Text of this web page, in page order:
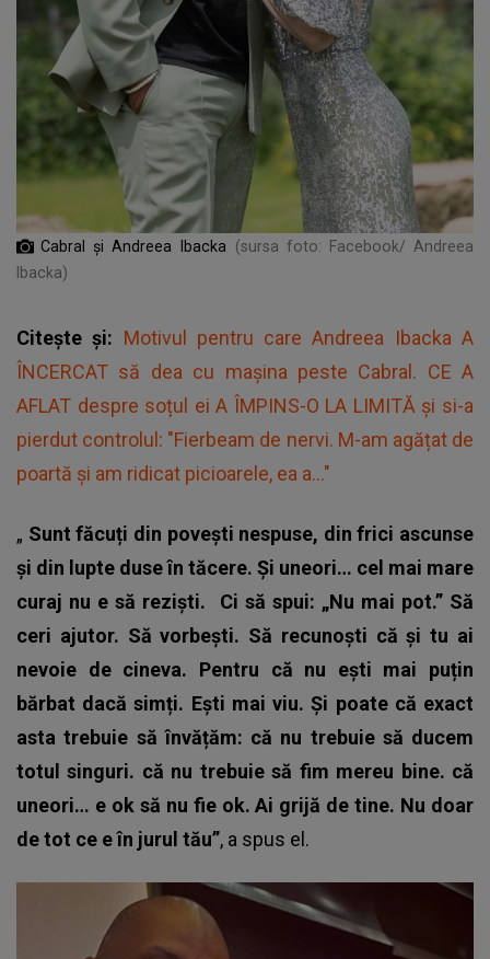
Cabral și Andreea Ibacka
(sursa foto: Facebook/ Andreea
Ibacka)
Citește și: Motivul pentru care Andreea Ibacka A
ÎNCERCAT să dea cu mașina peste Cabral. CE A
AFLAT despre soțul ei A ÎMPINS-O LA LIMITĂ și si-a
pierdut controlul: "Fierbeam de nervi. M-am agățat de
poartă și am ridicat picioarele, ea a..."
„ Sunt făcuți din povești nespuse, din frici ascunse
și din lupte duse în tăcere. Și uneori… cel mai mare
curaj nu e să reziști. Ci să spui: „Nu mai pot.” Să
ceri ajutor. Să vorbești. Să recunoști că și tu ai
nevoie de cineva. Pentru că nu ești mai puțin
bărbat dacă simți. Ești mai viu. Și poate că exact
asta trebuie să învățăm: că nu trebuie să ducem
totul singuri. că nu trebuie să fim mereu bine. că
uneori… e ok să nu fie ok. Ai grijă de tine. Nu doar
de tot ce e în jurul tău”, a spus el.